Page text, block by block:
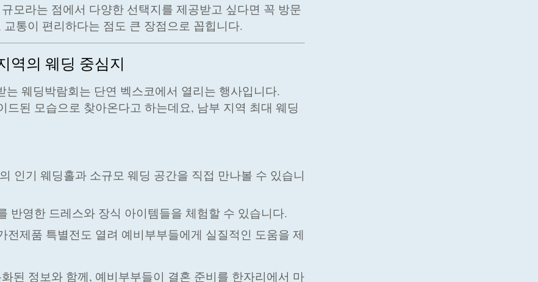
모라는 점에서 다양한 선택지를 제공받고 싶다면 꼭 방문
통이 편리하다는 점도 큰 장점으로 꼽힙니다.
역의 웨딩 중심지
웨딩박람회는 단연 벡스코에서 열리는 행사입니다.
된 모습으로 찾아온다고 하는데요, 남부 지역 최대 웨딩
인기 웨딩홀과 소규모 웨딩 공간을 직접 만나볼 수 있습니
반영한 드레스와 장식 아이템들을 체험할 수 있습니다.
전제품 특별전도 열려 예비부부들에게 실질적인 도움을 제
된 정보와 함께, 예비부부들이 결혼 준비를 한자리에서 마